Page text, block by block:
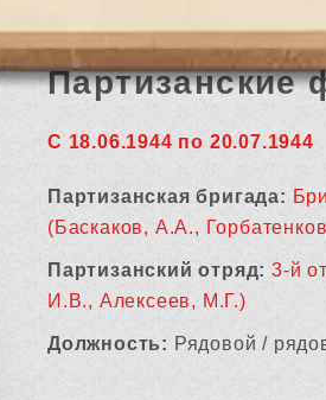
Партизанские
С 18.06.1944 по 20.07.1944
Партизанская бригада:
(Баскаков, А.А.,
Партизанский отряд: 3-й
И.В., Алексеев, М.Г.)
Должность: Рядовой /